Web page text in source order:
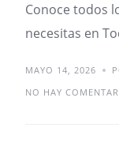
Conoce todos
necesitas en
MAYO 14, 2026
NO HAY